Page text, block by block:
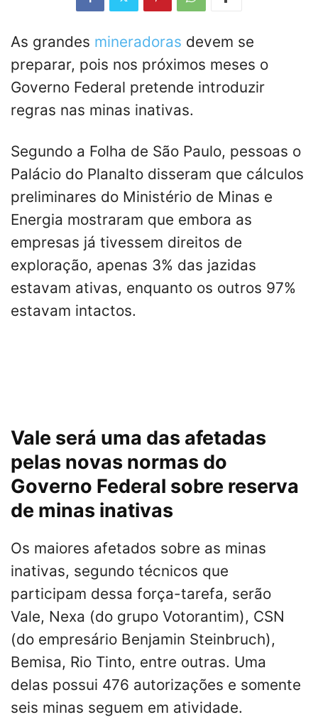
As grandes mineradoras devem se
preparar, pois nos próximos meses o
Governo Federal pretende introduzir
regras nas minas inativas.
Segundo a Folha de São Paulo, pessoas o
Palácio do Planalto disseram que cálculos
preliminares do Ministério de Minas e
Energia mostraram que embora as
empresas já tivessem direitos de
exploração, apenas 3% das jazidas
estavam ativas, enquanto os outros 97%
estavam intactos.
Vale será uma das afetadas
pelas novas normas do
Governo Federal sobre reserva
de minas inativas
Os maiores afetados sobre as minas
inativas, segundo técnicos que
participam dessa força-tarefa, serão
Vale, Nexa (do grupo Votorantim), CSN
(do empresário Benjamin Steinbruch),
Bemisa, Rio Tinto, entre outras. Uma
delas possui 476 autorizações e somente
seis minas seguem em atividade.